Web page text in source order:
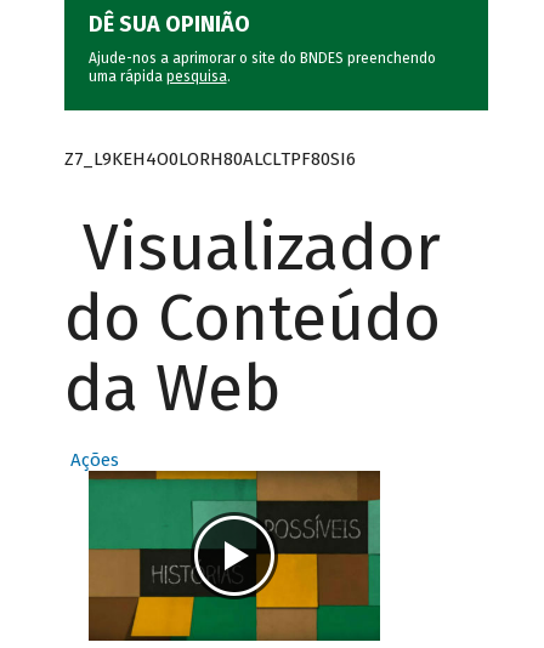
DÊ SUA OPINIÃO
Ajude-nos a aprimorar o site do BNDES preenchendo
uma rápida pesquisa.
Z7_L9KEH4O0LORH80ALCLTPF80SI6
Visualizador
do Conteúdo
da Web
Ações